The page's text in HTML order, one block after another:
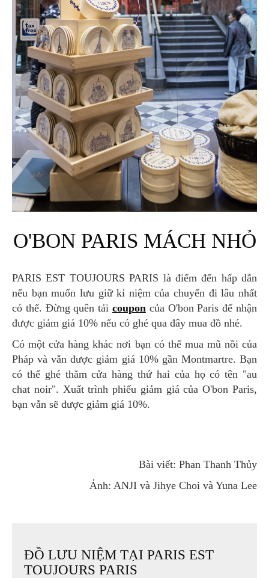
O'BON PARIS MÁCH NHỎ
PARIS EST TOUJOURS PARIS là điểm đến hấp dẫn
nếu bạn muốn lưu giữ kỉ niệm của chuyến đi lâu nhất
có thể. Đừng quên tải coupon của O'bon Paris để nhận
được giảm giá 10% nếu có ghé qua đây mua đồ nhé.
Có một cửa hàng khác nơi bạn có thể mua mũ nồi của
Pháp và vẫn được giảm giá 10% gần Montmartre. Bạn
có thể ghé thăm cửa hàng thứ hai của họ có tên "au
chat noir". Xuất trình phiếu giảm giá của O'bon Paris,
bạn vẫn sẽ được giảm giá 10%.
Bài viết: Phan Thanh Thủy
Ảnh: ANJI và Jihye Choi và Yuna Lee
ĐỒ LƯU NIỆM TẠI PARIS EST
TOUJOURS PARIS